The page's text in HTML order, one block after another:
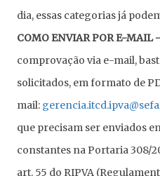
dia, essas categorias já
COMO ENVIAR POR E-MAIL
comprovação via e-mail,
solicitados, em formato de
mail:
que precisam ser enviados
constantes na Portaria 308/
art. 55 do RIPVA